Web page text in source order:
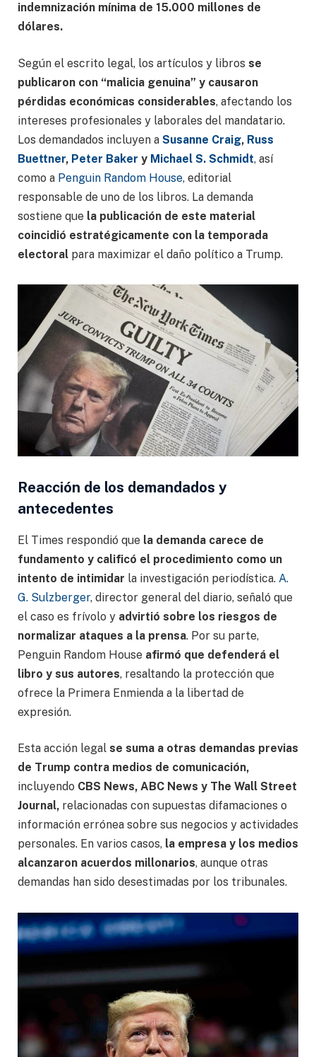
indemnización mínima de 15.000 millones de
dólares.
Según el escrito legal, los artículos y libros se
publicaron con “malicia genuina” y causaron
pérdidas económicas considerables, afectando los
intereses profesionales y laborales del mandatario.
Los demandados incluyen a Susanne Craig, Russ
Buettner, Peter Baker y Michael S. Schmidt, así
como a Penguin Random House, editorial
responsable de uno de los libros. La demanda
sostiene que la publicación de este material
coincidió estratégicamente con la temporada
electoral para maximizar el daño político a Trump.
Reacción de los demandados y
antecedentes
El Times respondió que la demanda carece de
fundamento y calificó el procedimiento como un
intento de intimidar la investigación periodística. A.
G. Sulzberger, director general del diario, señaló que
el caso es frívolo y advirtió sobre los riesgos de
normalizar ataques a la prensa. Por su parte,
Penguin Random House afirmó que defenderá el
libro y sus autores, resaltando la protección que
ofrece la Primera Enmienda a la libertad de
expresión.
Esta acción legal se suma a otras demandas previas
de Trump contra medios de comunicación,
incluyendo CBS News, ABC News y The Wall Street
Journal, relacionadas con supuestas difamaciones o
información errónea sobre sus negocios y actividades
personales. En varios casos, la empresa y los medios
alcanzaron acuerdos millonarios, aunque otras
demandas han sido desestimadas por los tribunales.